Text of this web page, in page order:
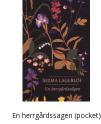
En herrgårdssägen (pocket)